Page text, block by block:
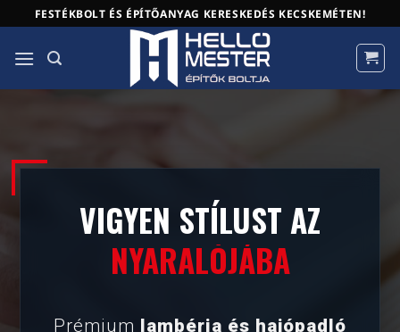
to
content
FESTÉKBOLT ÉS ÉPÍTŐANYAG KERESKEDÉS KECSKEMÉTEN!
VIGYEN STÍLUST AZ
OTTHONÁBA
Prémium lambéria és hajópadló